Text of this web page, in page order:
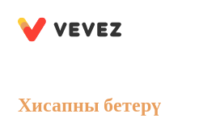
Хисапны бетерү